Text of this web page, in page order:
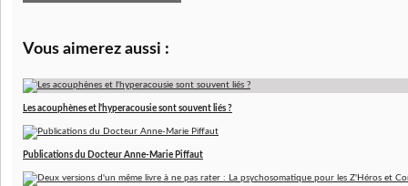
Vous aimerez aussi :
Les acouphènes et l'hyperacousie sont souvent liés ?
Publications du Docteur Anne-Marie Piffaut